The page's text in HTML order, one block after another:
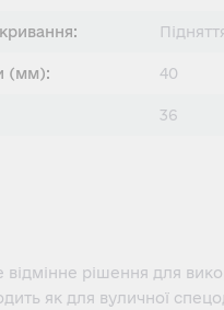
(мм): 40
36
рішення для
як для вуличної